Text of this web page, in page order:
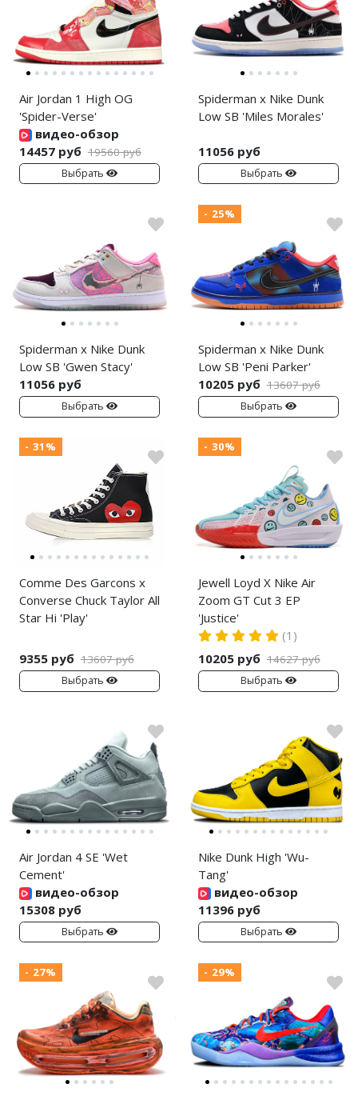
Air Jordan 1 High OG
'Spider-Verse'
видео-обзор
14457 руб 19560 руб
Выбрать
Spiderman x Nike Dunk
Low SB 'Miles Morales'
11056 руб
Выбрать
Spiderman x Nike Dunk
Low SB 'Gwen Stacy'
11056 руб
Выбрать
- 25%
Spiderman x Nike Dunk
Low SB 'Peni Parker'
10205 руб 13607 руб
Выбрать
- 31%
Comme Des Garcons x
Converse Chuck Taylor All
Star Hi 'Play'
9355 руб 13607 руб
Выбрать
- 30%
Jewell Loyd X Nike Air
Zoom GT Cut 3 EP
'Justice'
(1)
10205 руб 14627 руб
Выбрать
Air Jordan 4 SE 'Wet
Cement'
видео-обзор
15308 руб
Выбрать
Nike Dunk High 'Wu-
Tang'
видео-обзор
11396 руб
Выбрать
- 27% - 29%